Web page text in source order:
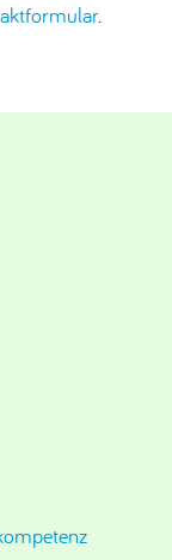
.